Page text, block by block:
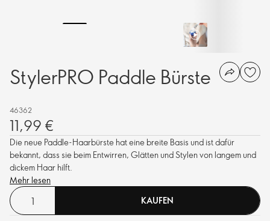
StylerPRO Paddle Bürste
46362
11,99 €
Die neue Paddle-Haarbürste hat eine breite Basis und ist dafür
bekannt, dass sie beim Entwirren, Glätten und Stylen von langem und
dickem Haar hilft.
Mehr lesen
KAUFEN